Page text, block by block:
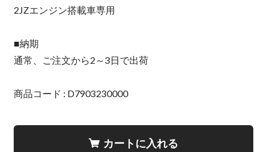
2JZエンジン搭載車専用
■納期
通常、ご注文から2～3日で出荷
商品コード : D7903230000
カートに入れる